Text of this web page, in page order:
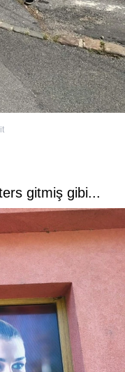
gitmiş gibi...